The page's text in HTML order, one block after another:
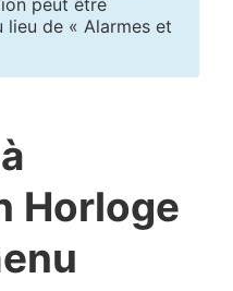
lieu de « Alarmes et
Horloge